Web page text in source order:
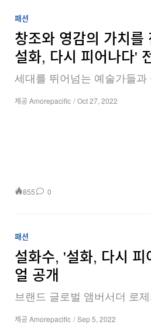
패션
창조와 영감의 가치
설화, 다시 피어나다'
세대를 뛰어넘는 예술가들
제공 Amorepacific / Oct 27, 2022
855 0
패션
설화수, '설화, 다시
얼 공개
브랜드 글로벌 앰버서더 로
제공 Amorepacific / Sep 5, 2022